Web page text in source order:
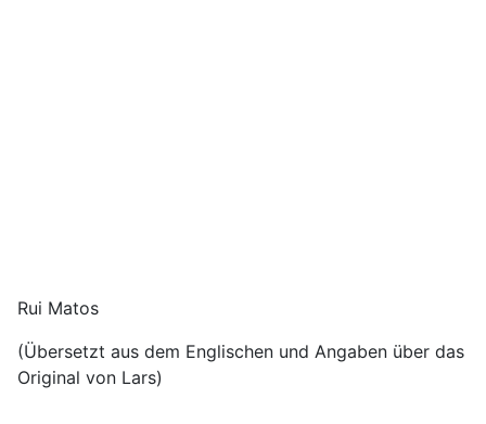
Rui Matos
(Übersetzt aus dem Englischen und Angaben über das
Original von Lars)